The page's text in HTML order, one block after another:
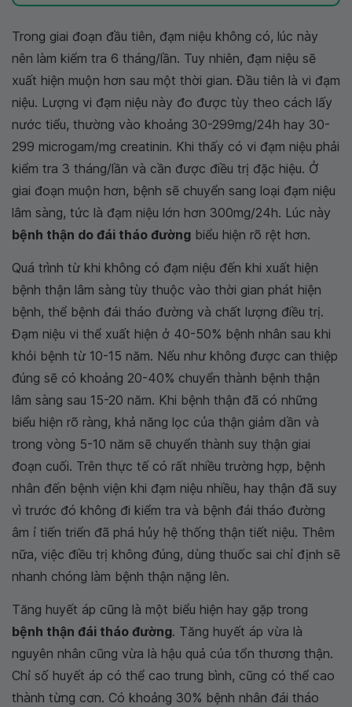
Trong giai đoạn đầu tiên, đạm niệu không có, lúc này
nên làm kiểm tra 6 tháng/lần. Tuy nhiên, đạm niệu sẽ
xuất hiện muộn hơn sau một thời gian. Đầu tiên là vi đạm
niệu. Lượng vi đạm niệu này đo được tùy theo cách lấy
nước tiểu, thường vào khoảng 30-299mg/24h hay 30-
299 microgam/mg creatinin. Khi thấy có vi đạm niệu phải
kiểm tra 3 tháng/lần và cần được điều trị đặc hiệu. Ở
giai đoạn muộn hơn, bệnh sẽ chuyển sang loại đạm niệu
lâm sàng, tức là đạm niệu lớn hơn 300mg/24h. Lúc này
bệnh thận do đái tháo đường biểu hiện rõ rệt hơn.
Quá trình từ khi không có đạm niệu đến khi xuất hiện
bệnh thận lâm sàng tùy thuộc vào thời gian phát hiện
bệnh, thể bệnh đái tháo đường và chất lượng điều trị.
Đạm niệu vi thể xuất hiện ở 40-50% bệnh nhân sau khi
khỏi bệnh từ 10-15 năm. Nếu như không được can thiệp
đúng sẽ có khoảng 20-40% chuyển thành bệnh thận
lâm sàng sau 15-20 năm. Khi bệnh thận đã có những
biểu hiện rõ ràng, khả năng lọc của thận giảm dần và
trong vòng 5-10 năm sẽ chuyển thành suy thận giai
đoạn cuối. Trên thực tế có rất nhiều trường hợp, bệnh
nhân đến bệnh viện khi đạm niệu nhiều, hay thận đã suy
vì trước đó không đi kiểm tra và bệnh đái tháo đường
âm ỉ tiến triển đã phá hủy hệ thống thận tiết niệu. Thêm
nữa, việc điều trị không đúng, dùng thuốc sai chỉ định sẽ
nhanh chóng làm bệnh thận nặng lên.
Tăng huyết áp cũng là một biểu hiện hay gặp trong
bệnh thận đái tháo đường. Tăng huyết áp vừa là
nguyên nhân cũng vừa là hậu quả của tổn thương thận.
Chỉ số huyết áp có thể cao trung bình, cũng có thể cao
thành từng cơn. Có khoảng 30% bệnh nhân đái tháo